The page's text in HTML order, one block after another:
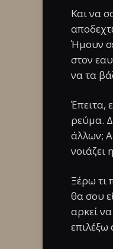
Και να
Ήμουν
στον
να τα
Έπειτα,
ρεύμα.
άλλων;
νοιάζει
Ξέρω τι
θα σου
αρκεί